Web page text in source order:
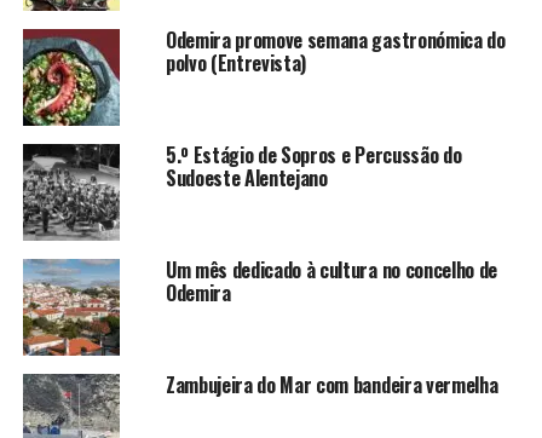
Odemira promove semana gastronómica do
polvo (Entrevista)
5.º Estágio de Sopros e Percussão do
Sudoeste Alentejano
Um mês dedicado à cultura no concelho de
Odemira
Zambujeira do Mar com bandeira vermelha